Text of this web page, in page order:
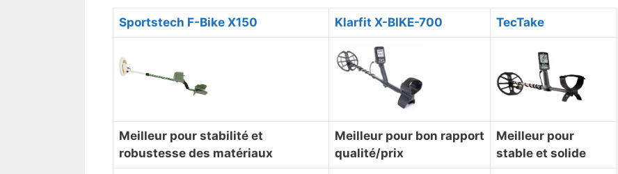
​Sportstech F-Bike X150 ​Klarfit X-BIKE-700 ​TecTake
Meilleur pour ​stabilité et
robustesse des matériaux
Meilleur pour ​bon rapport
qualité/prix
Meilleur pour ​
stable et solide